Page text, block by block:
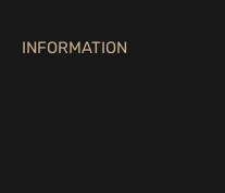
INFORMATION